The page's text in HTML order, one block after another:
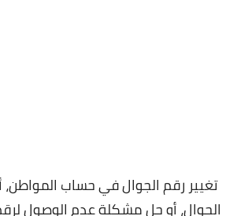
تغيير رقم الجوال في حساب
الجوال، أو حل مشكلة عدم الوصول